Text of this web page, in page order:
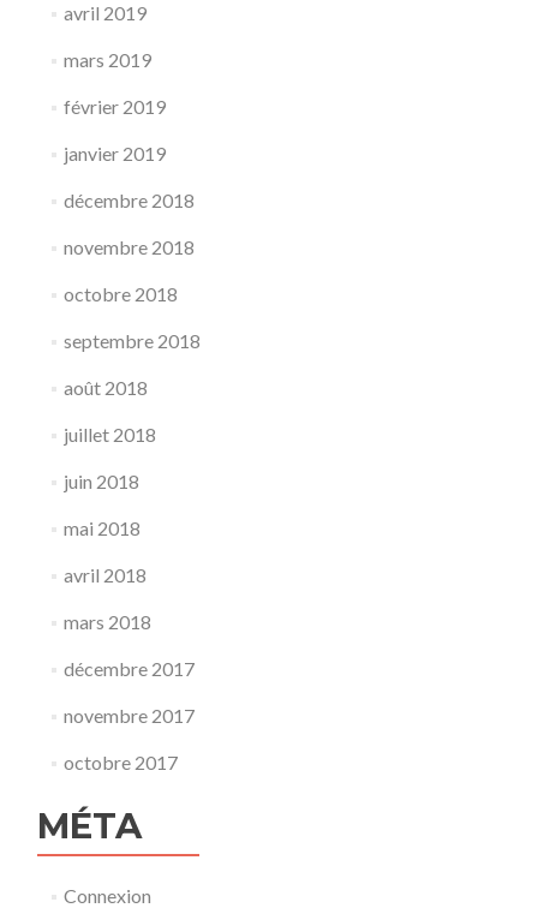
avril 2019
mars 2019
février 2019
janvier 2019
décembre 2018
novembre 2018
octobre 2018
septembre 2018
août 2018
juillet 2018
juin 2018
mai 2018
avril 2018
mars 2018
décembre 2017
novembre 2017
octobre 2017
MÉTA
Connexion